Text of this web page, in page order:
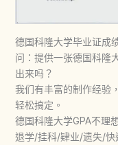
德国科隆大学毕业证成
问：提供一张德国科隆
出来吗？
我们有丰富的制作经验
轻松搞定。
德国科隆大学GPA不理
退学/挂科/肄业/遗失/快